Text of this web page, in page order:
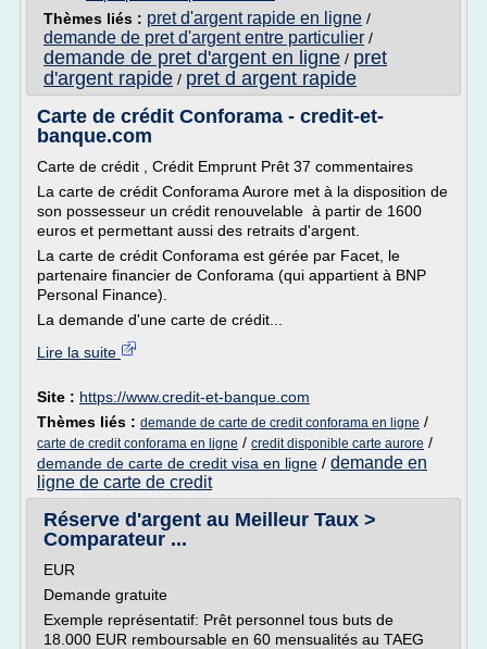
Thèmes liés : pret d'argent rapide en ligne /
demande de pret d'argent entre particulier /
demande de pret d'argent en ligne / pret
d'argent rapide / pret d argent rapide
Carte de crédit Conforama - credit-et-
banque.com
Carte de crédit , Crédit Emprunt Prêt 37 commentaires
La carte de crédit Conforama Aurore met à la disposition de
son possesseur un crédit renouvelable à partir de 1600
euros et permettant aussi des retraits d'argent.
La carte de crédit Conforama est gérée par Facet, le
partenaire financier de Conforama (qui appartient à BNP
Personal Finance).
La demande d'une carte de crédit...
Lire la suite
Site : https://www.credit-et-banque.com
Thèmes liés : demande de carte de credit conforama en ligne /
carte de credit conforama en ligne / credit disponible carte aurore /
demande de carte de credit visa en ligne / demande en
ligne de carte de credit
Réserve d'argent au Meilleur Taux >
Comparateur ...
EUR
Demande gratuite
Exemple représentatif: Prêt personnel tous buts de
18.000 EUR remboursable en 60 mensualités au TAEG